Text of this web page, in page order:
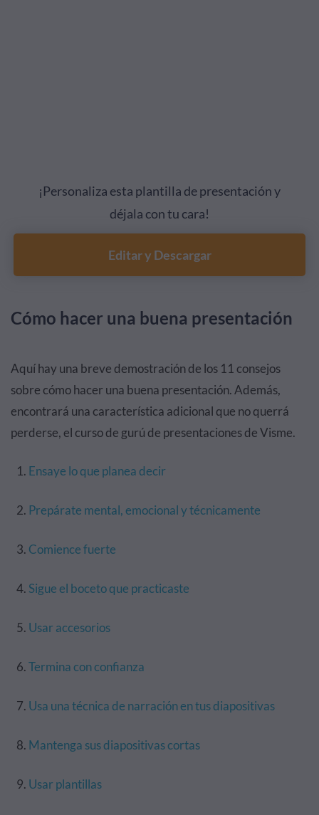
¡Personaliza esta plantilla de presentación y
déjala con tu cara!
Editar y Descargar
Cómo hacer una buena presentación
Aquí hay una breve demostración de los 11 consejos
sobre cómo hacer una buena presentación. Además,
encontrará una característica adicional que no querrá
perderse, el curso de gurú de presentaciones de Visme.
Ensaye lo que planea decir
Prepárate mental, emocional y técnicamente
Comience fuerte
Sigue el boceto que practicaste
Usar accesorios
Termina con confianza
Usa una técnica de narración en tus diapositivas
Mantenga sus diapositivas cortas
Usar plantillas